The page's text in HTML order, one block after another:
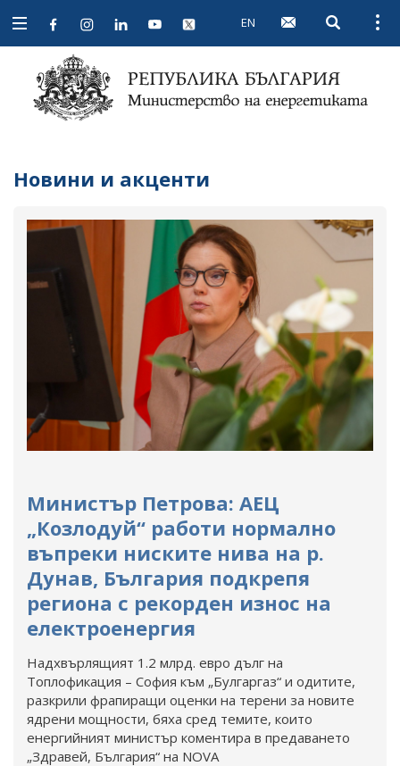
Open
navigation
EN Open
Новини и акценти
Министър Петрова: АЕЦ
„Козлодуй“ работи нормално
въпреки ниските нива на р.
Дунав, България подкрепя
региона с рекорден износ на
електроенергия
Надхвърлящият 1.2 млрд. евро дълг на
Топлофикация – София към „Булгаргаз“ и одитите,
разкрили фрапиращи оценки на терени за новите
ядрени мощности, бяха сред темите, които
енергийният министър коментира в предаването
„Здравей, България“ на NOVA